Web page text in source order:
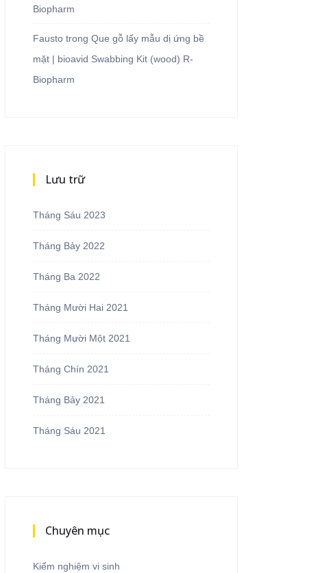
Biopharm
Fausto trong Que gỗ lấy mẫu dị ứng bề
mặt | bioavid Swabbing Kit (wood) R-
Biopharm
Lưu trữ
Tháng Sáu 2023
Tháng Bảy 2022
Tháng Ba 2022
Tháng Mười Hai 2021
Tháng Mười Một 2021
Tháng Chín 2021
Tháng Bảy 2021
Tháng Sáu 2021
Chuyên mục
Kiểm nghiệm vi sinh